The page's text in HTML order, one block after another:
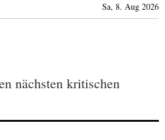
Sa, 8. Aug 2026
nächsten kritischen